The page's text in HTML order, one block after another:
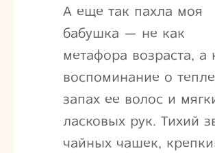
А еще так пахла моя
бабушка — не как
метафора возраста, а
воспоминание о
запах ее волос и
ласковых рук. Тихий
чайных чашек,